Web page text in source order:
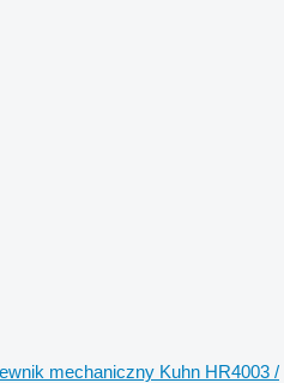
mechaniczny Kuhn HR4003 /